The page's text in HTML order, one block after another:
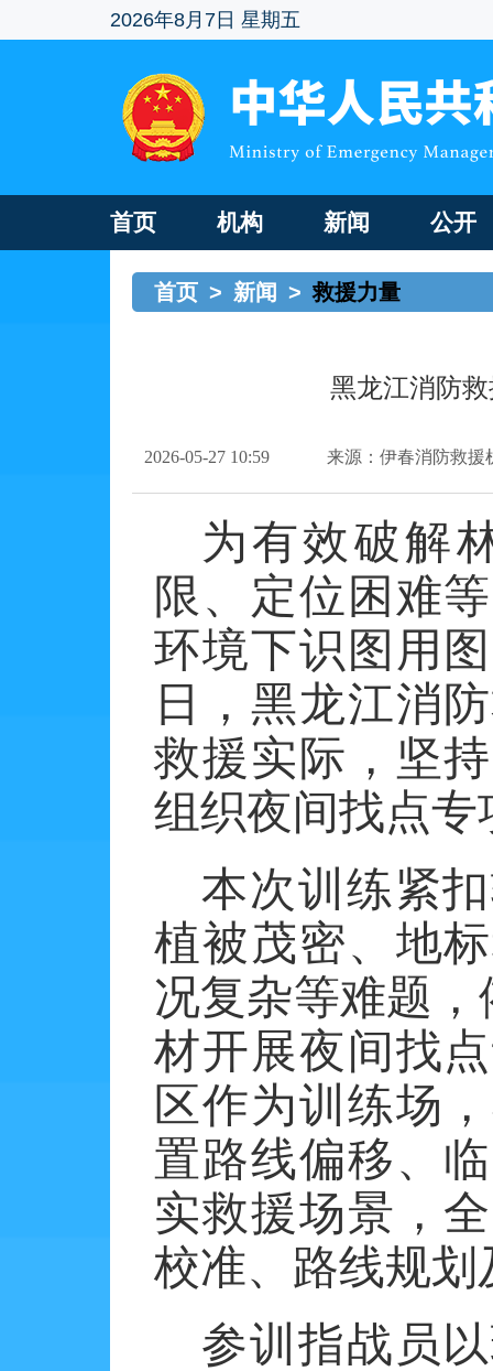
2026年8月7日 星期五
首页 机构 新闻 公开
首页 > 新闻 > 救援力量
黑龙江消防
2026-05-27 10:59 来源：伊春消防救援
为有效破解
限、定位困难
环境下识图用
日，黑龙江消
救援实际，坚
组织夜间找点
本次训练紧
植被茂密、地
况复杂等难题
材开展夜间找
区作为训练场
置路线偏移、
实救援场景，
校准、路线规
参训指战员